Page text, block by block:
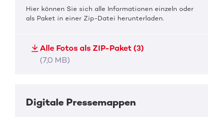
Hier können Sie sich alle Informationen einzeln oder
als Paket in einer Zip-Datei herunterladen.
Alle Fotos als ZIP-Paket (3)
(7,0 MB)
Digitale Pressemappen